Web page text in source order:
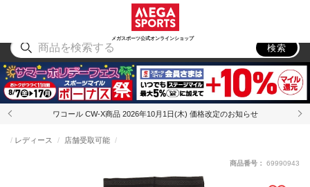
メガスポーツ公式オンラインショップ
アウトドア
検索
ワコール CW-X商品 2026年10月1日(木) 価格改定のお知らせ
レディース 店舗受取可能
商品番号： 69990943